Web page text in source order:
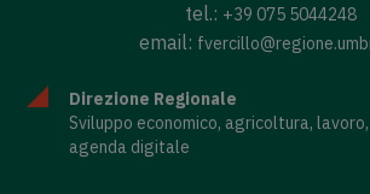
tel.: +39 075 5044248
email:
Direzione Regionale
Sviluppo economico, agricoltura,
agenda digitale